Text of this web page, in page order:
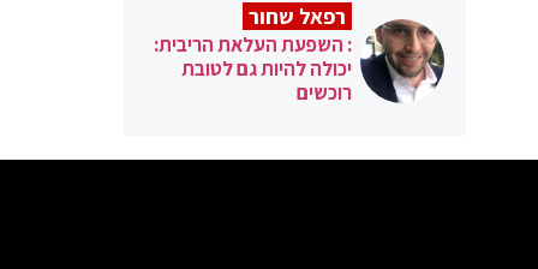
רפאל שחור
: השפעת העלאת הריבית:
יכולה להיות גם לטובת
רוכשים